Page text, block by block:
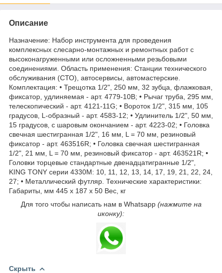
Описание
Назначение: Набор инструмента для проведения
комплексных слесарно-монтажных и ремонтных работ с
высоконагруженными или осложненными резьбовыми
соединениями. Область применения: Станции технического
обслуживания (СТО), автосервисы, автомастерские.
Комплектация: • Трещотка 1/2", 250 мм, 32 зубца, флажковая,
фиксатор, удлиняемая - арт. 4779-10B; • Рычаг труба, 295 мм,
телескопический - арт. 4121-11G; • Вороток 1/2", 315 мм, 105
градусов, L-образный - арт. 4583-12; • Удлинитель 1/2", 50 мм,
15 градусов, с шаровым окончанием - арт. 4223-02; • Головка
свечная шестигранная 1/2", 16 мм, L = 70 мм, резиновый
фиксатор - арт. 463516R; • Головка свечная шестигранная
1/2", 21 мм, L = 70 мм, резиновый фиксатор - арт. 463521R; •
Головки торцевые стандартные двенадцатигранные 1/2",
KING TONY серии 4330M: 10, 11, 12, 13, 14, 17, 19, 21, 22, 24,
27; • Металлический футляр. Технические характеристики:
Габариты, мм 445 х 187 х 50 Вес, кг
Для того чтобы написать нам в Whatsapp (нажмите на
иконку):
Скрыть